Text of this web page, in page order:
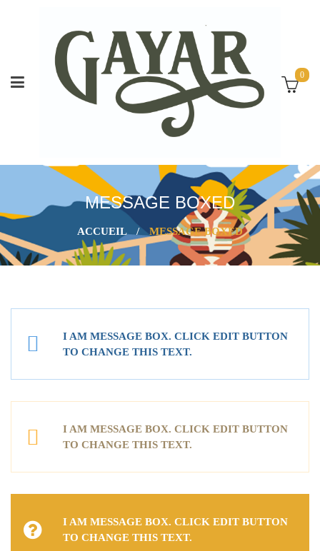
0
MESSAGE BOXED
ACCUEIL / MESSAGE BOXED
I AM MESSAGE BOX. CLICK EDIT BUTTON
TO CHANGE THIS TEXT.
I AM MESSAGE BOX. CLICK EDIT BUTTON
TO CHANGE THIS TEXT.
I AM MESSAGE BOX. CLICK EDIT BUTTON
TO CHANGE THIS TEXT.